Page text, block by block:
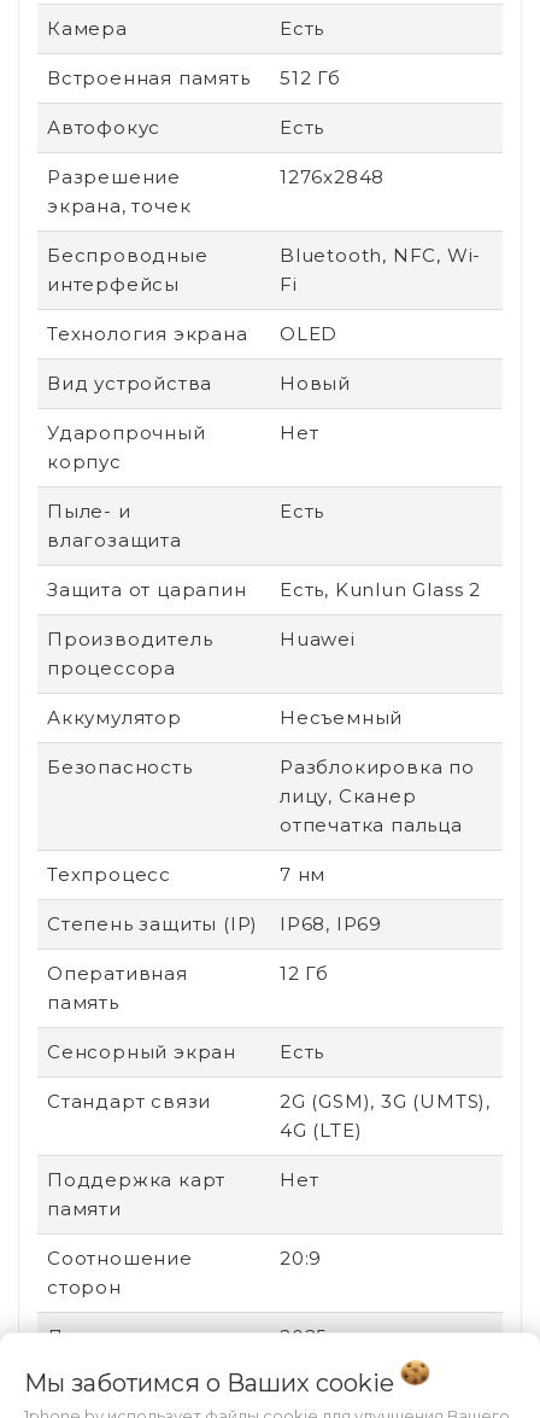
Камера Есть
Встроенная память 512 Гб
Автофокус Есть
Разрешение
экрана, точек
1276x2848
Беспроводные
интерфейсы
Bluetooth, NFC, Wi-
Fi
Технология экрана OLED
Вид устройства Новый
Ударопрочный
корпус
Нет
Пыле- и
влагозащита
Есть
Защита от царапин Есть, Kunlun Glass 2
Производитель
процессора
Huawei
Аккумулятор Несъемный
Безопасность
Разблокировка по
лицу, Сканер
отпечатка пальца
Техпроцесс 7 нм
Степень защиты (IP) IP68, IP69
Оперативная
память
12 Гб
Сенсорный экран Есть
Стандарт связи
2G (GSM), 3G (UMTS),
4G (LTE)
Поддержка карт
памяти
Нет
Соотношение
сторон
20:9
Дата выхода 2025
Быстрая зарядка Есть
Мы заботимся о Ваших cookie